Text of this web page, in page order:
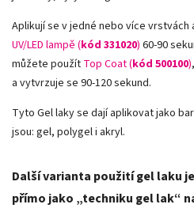
Aplikují se v jedné nebo více
UV/LED lampě (kód 331020) 60-90
můžete použít Top Coat (kód 500100)
a vytvrzuje se 90-120 sekund.
Tyto Gel laky se dají aplikovat jako
jsou: gel, polygel i akryl.
Další varianta použití gel laku
přímo jako „techniku gel lak“